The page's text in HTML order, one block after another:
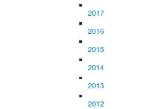
2017
2016
2015
2014
2013
2012